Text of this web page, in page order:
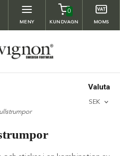
MENY
0
KUNDVAGN MOMS
Valuta
SEK